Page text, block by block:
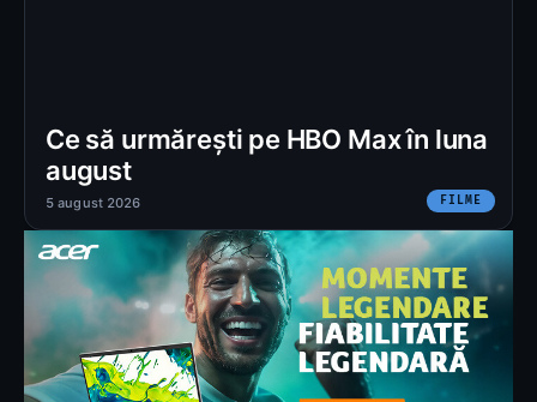
Ce să urmărești pe HBO Max în luna
august
FILME
5 august 2026